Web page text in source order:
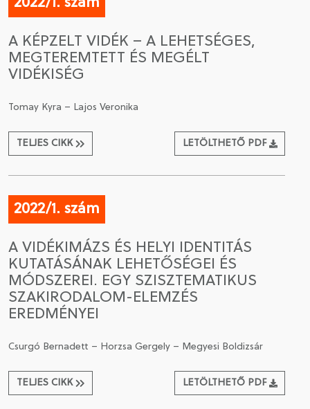
A KÉPZELT VIDÉK – A LEHETSÉGES,
MEGTEREMTETT ÉS MEGÉLT
VIDÉKISÉG
Tomay Kyra – Lajos Veronika
TELJES CIKK LETÖLTHETŐ PDF
2022/1. szám
A VIDÉKIMÁZS ÉS HELYI IDENTITÁS
KUTATÁSÁNAK LEHETŐSÉGEI ÉS
MÓDSZEREI. EGY SZISZTEMATIKUS
SZAKIRODALOM-ELEMZÉS
EREDMÉNYEI
Csurgó Bernadett – Horzsa Gergely – Megyesi Boldizsár
TELJES CIKK LETÖLTHETŐ PDF